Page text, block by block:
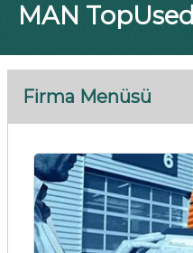
MAN TopUsed
Firma Menüsü